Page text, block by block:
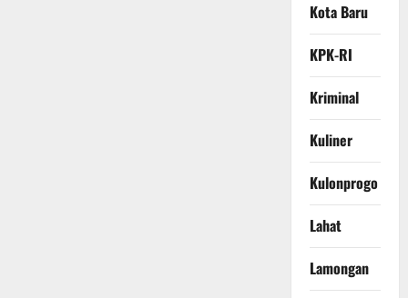
Kota Baru
KPK-RI
Kriminal
Kuliner
Kulonprogo
Lahat
Lamongan